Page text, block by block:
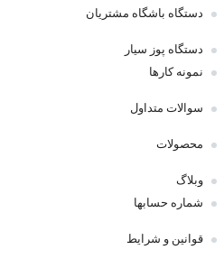
دستگاه باشگاه مشتریان
دستگاه پوز سیار
نمونه کارها
سوالات متداول
محصولات
وبلاگ
شماره حسابها
قوانین و شرایط